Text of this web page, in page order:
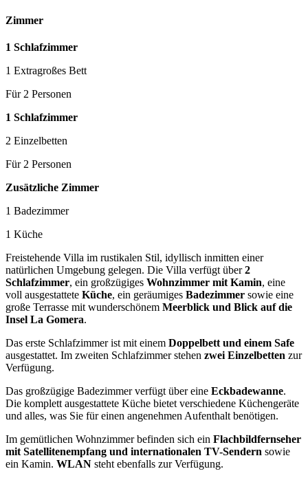
Zimmer
1 Schlafzimmer
1 Extragroßes Bett
Für 2 Personen
1 Schlafzimmer
2 Einzelbetten
Für 2 Personen
Zusätzliche Zimmer
1 Badezimmer
1 Küche
Freistehende Villa im rustikalen Stil, idyllisch inmitten einer
natürlichen Umgebung gelegen. Die Villa verfügt über2
Schlafzimmer, ein großzügiges Wohnzimmer mit Kamin, eine
voll ausgestattete Küche, ein geräumiges Badezimmer sowie eine
große Terrasse mit wunderschönem Meerblick und Blick auf die
Insel La Gomera.
Das erste Schlafzimmer ist mit einem Doppelbett und einem Safe
ausgestattet. Im zweiten Schlafzimmer stehen zwei Einzelbetten zur
Verfügung.
Das großzügige Badezimmer verfügt über eine Eckbadewanne.
Die komplett ausgestattete Küche bietet verschiedene Küchengeräte
und alles, was Sie für einen angenehmen Aufenthalt benötigen.
Im gemütlichen Wohnzimmer befinden sich ein Flachbildfernseher
mit Satellitenempfang und internationalen TV-Sendern sowie
ein Kamin. WLAN steht ebenfalls zur Verfügung.